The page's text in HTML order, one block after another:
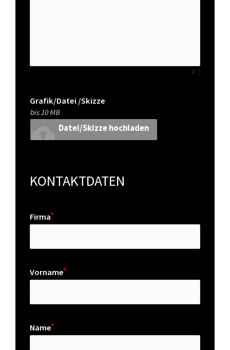
0 /
Grafik/Datei /Skizze
bis 10 MB
cloud_upload Datei/Skizze hochladen
KONTAKTDATEN
Firma
Vorname
Name